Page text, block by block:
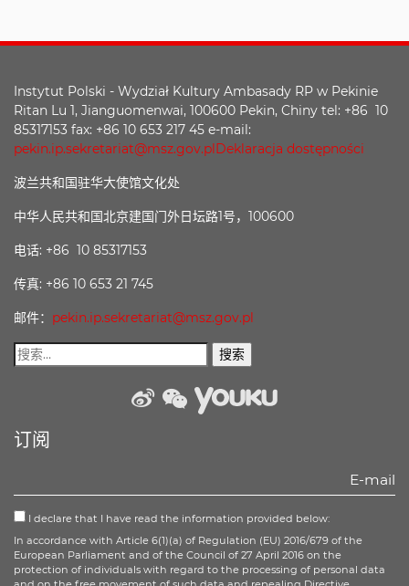
Instytut Polski - Wydział Kultury Ambasady RP w Pekinie
Ritan Lu 1, Jianguomenwai, 100600 Pekin, Chiny tel: +86 10
85317153 fax: +86 10 653 217 45 e-mail:
pekin.ip.sekretariat@msz.gov.plDeklaracja dostępności
波兰共和国驻华大使馆文化处
中华人民共和国北京建国门外日坛路1号，100600
电话: +86 10 85317153
传真: +86 10 653 21 745
邮件： pekin.ip.sekretariat@msz.gov.pl
订阅
I declare that I have read the information provided below:
In accordance with Article 6(1)(a) of Regulation (EU) 2016/679 of the
European Parliament and of the Council of 27 April 2016 on the
protection of individuals with regard to the processing of personal data